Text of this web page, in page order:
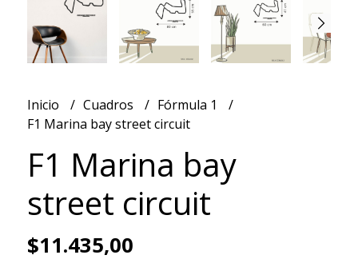
Inicio Cuadros
Fórmula 1
F1 Marina bay street circuit
F1 Marina bay
street circuit
$11.435,00